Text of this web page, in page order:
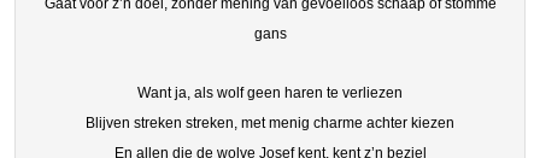
Gaat voor z’n doel, zonder mening van gevoelloos schaap of stomme
gans
Want ja, als wolf geen haren te verliezen
Blijven streken streken, met menig charme achter kiezen
En allen die de wolve Josef kent, kent z’n beziel